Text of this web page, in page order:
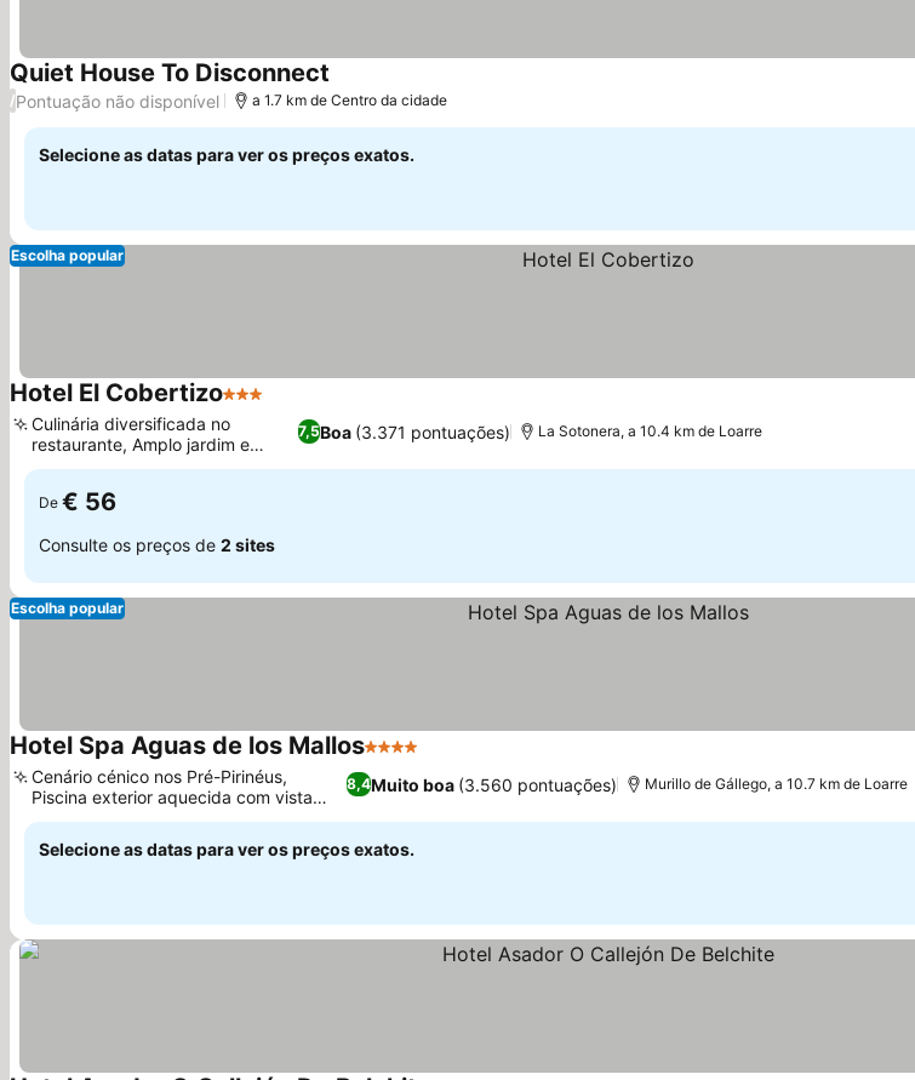
Quiet House To Disconnect
/Pontuação não disponível a 1.7 km de Centro da cidade
Selecione as datas para ver os preços exatos.
Escolha popular
Hotel El Cobertizo3 Estrelas
7,5Boa (3.371 pontuações)
Culinária diversificada no
restaurante, Amplo jardim e
terraço
La Sotonera, a 10.4 km de Loarre
De € 56
Consulte os preços de 2 sites
Escolha popular
Hotel Spa Aguas de los Mallos4 Estrelas
8,4Muito boa (3.560 pontuações)
Cenário cénico nos Pré-Pirinéus,
Piscina exterior aquecida com vista
para a montanha
Murillo de Gállego, a 10.7 km de Loarre
Selecione as datas para ver os preços exatos.